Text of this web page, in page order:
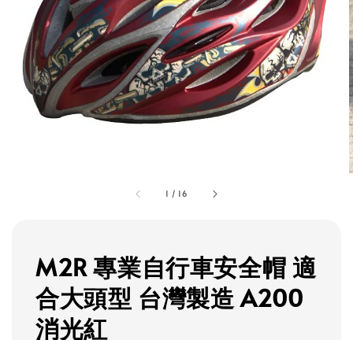
1 / 16
M2R 專業自行車安全帽 適
合大頭型 台灣製造 A200
消光紅